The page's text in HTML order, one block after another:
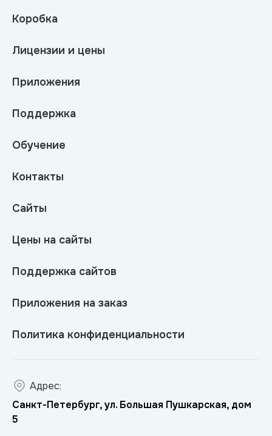
Коробка
Лицензии и цены
Приложения
Поддержка
Обучение
Контакты
Сайты
Цены на сайты
Поддержка сайтов
Приложения на заказ
Политика конфиденциальности
Адрес:
Санкт-Петербург, ул. Большая Пушкарская, дом
5